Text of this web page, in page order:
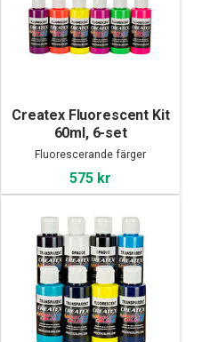
Createx Fluorescent Kit
60ml, 6-set
Fluorescerande färger
575 kr